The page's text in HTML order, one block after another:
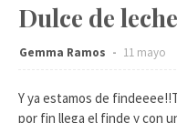
Dulce de leche
Gemma Ramos 11 mayo
Y ya estamos de
por fin llega el finde y con